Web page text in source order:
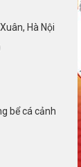
Hà Nội
bể cá cảnh